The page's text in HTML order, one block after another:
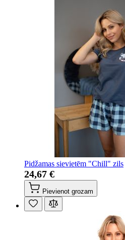
Pidžamas sievietēm "Chill" zils
24,67 €
Pievienot grozam